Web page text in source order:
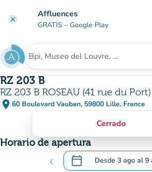
clear Affluences
GRATIS – Google Play
Buscar un establecimiento
RZ 203 B
RZ 203 B ROSEAU (41 rue du Port)
place 60 Boulevard Vauban, 59800 Lille, France
(abrir en Google Maps)
(nueva pestaña)
Cerrado
Horario de apertura
chevron_left calendar_today Desde 3 ago al9
.Abra el calendario